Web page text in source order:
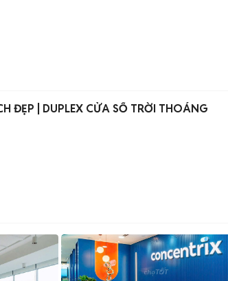
ĐẸP | DUPLEX CỬA SỔ TRỜI THOÁNG